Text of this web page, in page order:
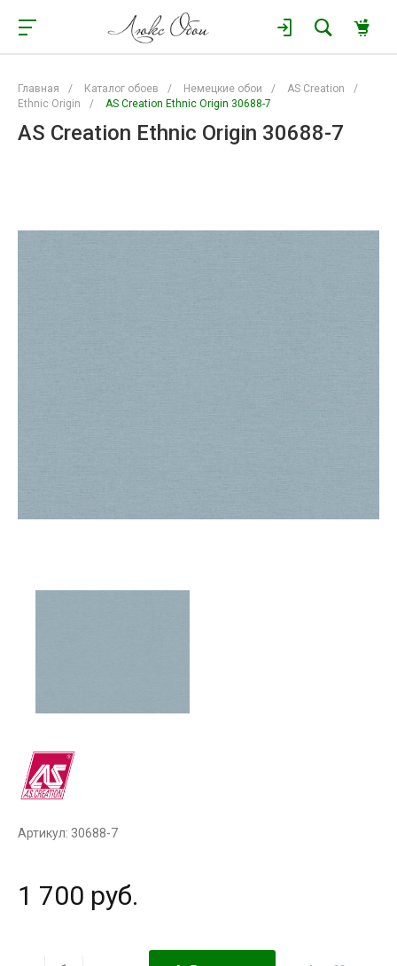
Главная / Каталог обоев / Немецкие обои / AS Creation
/
Ethnic Origin
/ AS Creation Ethnic Origin 30688-7
AS Creation Ethnic Origin 30688-7
Артикул: 30688-7
1 700 руб.